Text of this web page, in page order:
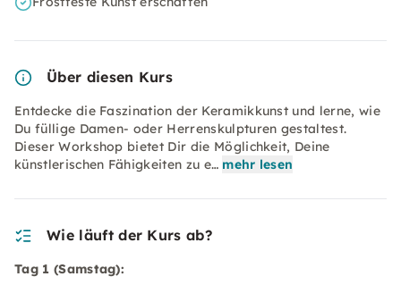
Über diesen Kurs
Entdecke die Faszination der Keramikkunst und lerne, wie
Du füllige Damen- oder Herrenskulpturen gestaltest.
Dieser Workshop bietet Dir die Möglichkeit, Deine
künstlerischen Fähigkeiten zu e… mehr lesen
Wie läuft der Kurs ab?
Tag 1 (Samstag):